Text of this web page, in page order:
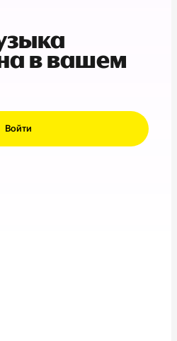
в вашем
Войти